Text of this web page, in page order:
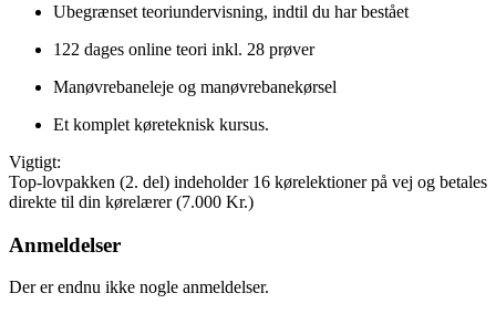
Ubegrænset teoriundervisning, indtil du har bestået
122 dages online teori inkl. 28 prøver
Manøvrebaneleje og manøvrebanekørsel
Et komplet køreteknisk kursus.
Vigtigt:
Top-lovpakken (2. del) indeholder 16 kørelektioner på vej og betales
direkte til din kørelærer (7.000 Kr.)
Anmeldelser
Der er endnu ikke nogle anmeldelser.